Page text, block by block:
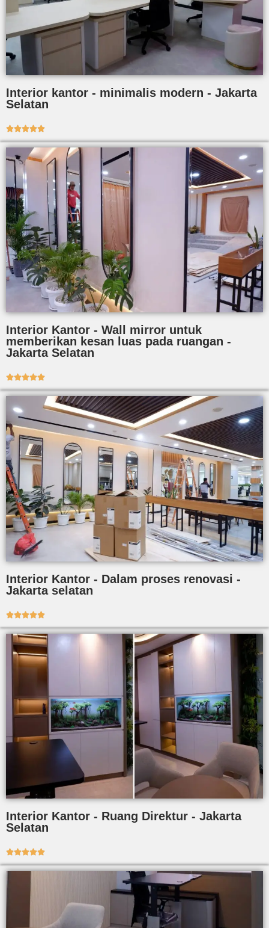
Interior kantor - minimalis modern - Jakarta
Selatan

Interior Kantor - Wall mirror untuk
memberikan kesan luas pada ruangan -
Jakarta Selatan

Interior Kantor - Dalam proses renovasi -
Jakarta selatan

Interior Kantor - Ruang Direktur - Jakarta
Selatan
